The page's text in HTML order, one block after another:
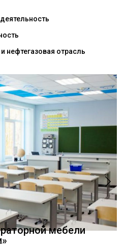
нефтегазовая отрасль
мебели